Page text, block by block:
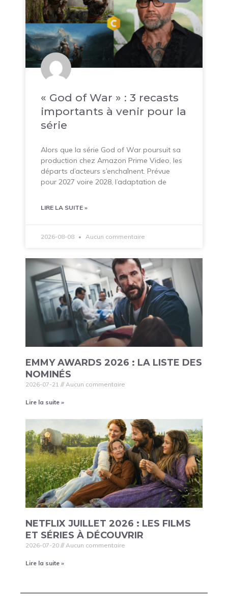
« God of War » : 3 recasts
importants à venir pour la
série
Alors que la série God of War poursuit sa
production chez Amazon Prime Video, les
départs d’acteurs s’enchaînent. Prévue
pour 2027 voire 2028, l’adaptation de
LIRE LA SUITE »
2026-08-08 Aucun commentaire
EMMY AWARDS 2026 : LA LISTE DES
NOMINÉS
2026-07-21 Aucun commentaire
Lire la suite »
NETFLIX JUILLET 2026 : LES FILMS
ET SÉRIES À DÉCOUVRIR
2026-07-20 Aucun commentaire
Lire la suite »